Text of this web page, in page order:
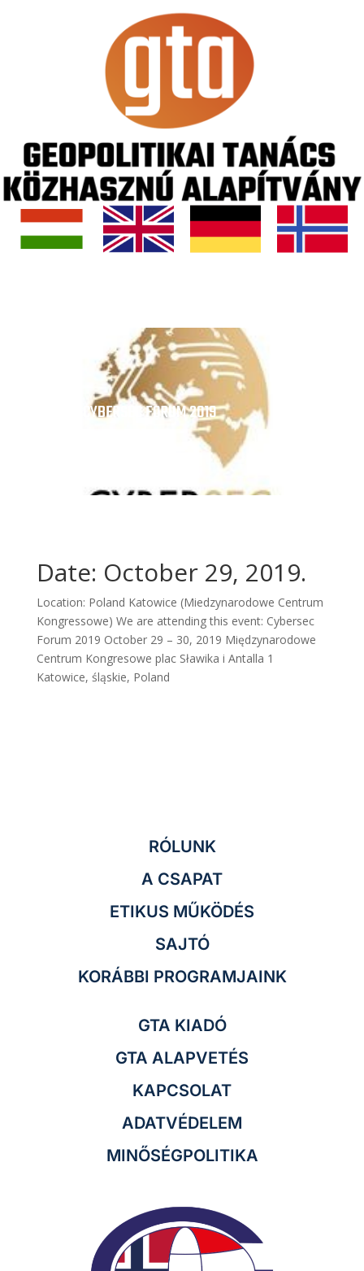
CYBERSEC FORUM 2019
Date: October 29, 2019.
Location: Poland Katowice (Miedzynarodowe Centrum
Kongressowe) We are attending this event: Cybersec
Forum 2019 October 29 – 30, 2019 Międzynarodowe
Centrum Kongresowe plac Sławika i Antalla 1
Katowice, śląskie, Poland
RÓLUNK
A CSAPAT
ETIKUS MŰKÖDÉS
SAJTÓ
KORÁBBI PROGRAMJAINK
GTA KIADÓ
GTA ALAPVETÉS
KAPCSOLAT
ADATVÉDELEM
MINŐSÉGPOLITIKA